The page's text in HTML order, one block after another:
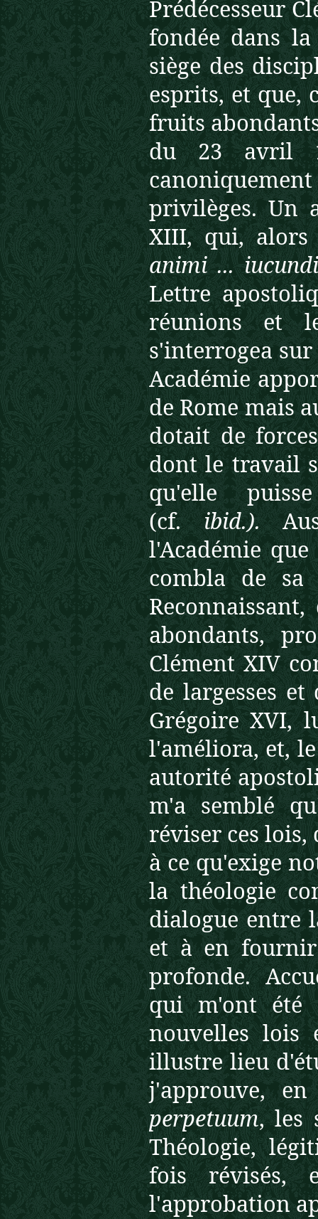
Prédécesseur
fondée dans
siège des
esprits, et que,
fruits
du 23 avril
privilèges. Un
XIII, qui,
animi ...
Lettre
réunions et
s'interrogea
Académie
de Rome mais
dotait de
dont le travail
qu'elle
(cf. ibid.).
l'Académie
combla de sa
abondants,
Clément XIV
de largesses
Grégoire XVI,
l'améliora, et,
autorité
m'a semblé
réviser ces lois,
à ce qu'exige
la théologie
dialogue entre
et à en
profonde.
qui m'ont été
nouvelles lois
illustre lieu
j'approuve,
perpetuum, les
Théologie,
fois
l'approbation